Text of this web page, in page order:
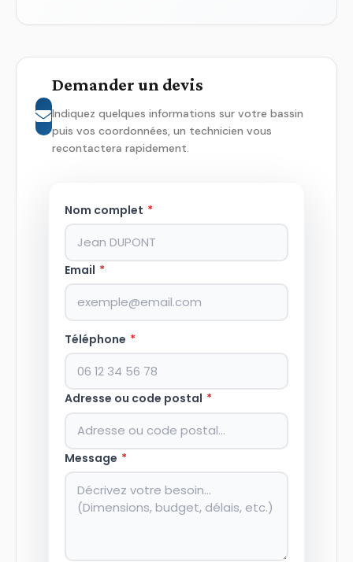
Demander un devis
Indiquez quelques informations sur votre bassin
puis vos coordonnées, un technicien vous
recontactera rapidement.
Nom complet *
Email *
Téléphone *
Adresse ou code postal *
Message *